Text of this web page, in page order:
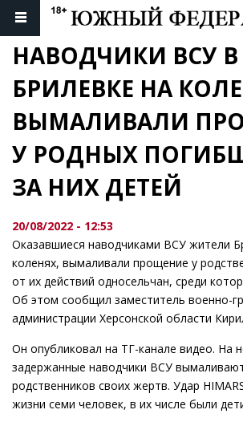
НАВОДЧИКИ ВСУ В
БРИЛЕВКЕ НА
ВЫМАЛИВАЛИ
У РОДНЫХ
ЗА НИХ ДЕТЕЙ
20/08/2022 - 12:53
Оказавшиеся наводчиками ВСУ жители
коленях, вымаливали прощение у
от их действий односельчан, среди
Об этом сообщил заместитель военно-
администрации Херсонской области
Он опубликовал на ТГ-канале видео. На
задержанные наводчики ВСУ
родственников своих жертв. Удар
жизни семи человек, в их числе были